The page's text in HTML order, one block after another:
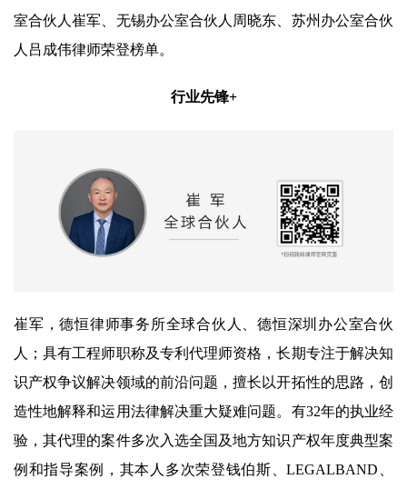
室合伙人崔军、无锡办公室合伙人周晓东、苏州办公室合伙
人吕成伟律师荣登榜单。
行业先锋+
崔军，德恒律师事务所全球合伙人、德恒深圳办公室合伙
人；具有工程师职称及专利代理师资格，长期专注于解决知
识产权争议解决领域的前沿问题，擅长以开拓性的思路，创
造性地解释和运用法律解决重大疑难问题。有32年的执业经
验，其代理的案件多次入选全国及地方知识产权年度典型案
例和指导案例，其本人多次荣登钱伯斯、LEGALBAND、